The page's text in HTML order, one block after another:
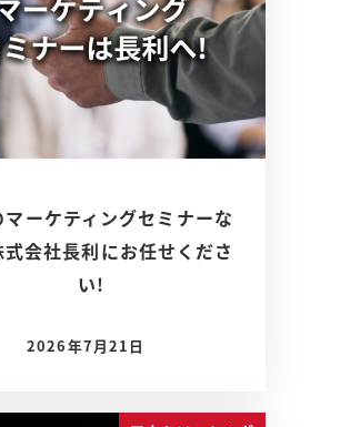
ーケティングセミナーな
式会社長利にお任せくださ
い!
2026年7月21日